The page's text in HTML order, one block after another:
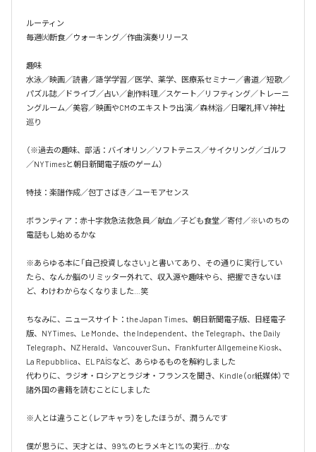
ルーティン
毎週㈫断食／ウォーキング／作曲演奏リリース
趣味
水泳／映画／読書／語学学習／医学、薬学、医療系セミナー／書道／短歌／
パズル誌／ドライブ／占い／創作料理／スケート／リフティング／トレーニ
ングルーム／美容／映画やCMのエキストラ出演／森林浴／日曜礼拝∨神社
巡り
（※過去の趣味、部活：バイオリン／ソフトテニス／サイクリング／ゴルフ
／NYTimesと朝日新聞電子版のゲーム）
特技：楽譜作成／包丁さばき／ユーモアセンス
ボランティア：赤十字救急法救急員／献血／子ども食堂／寄付／※いのちの
電話もし始めるかな
※あらゆる本に「自己投資しなさい」と書いてあり、その通りに実行してい
たら、なんか脳のリミッター外れて、収入源や趣味やら、把握できないほ
ど、わけわからなくなりました…笑
ちなみに、ニュースサイト：the Japan Times、朝日新聞電子版、日経電子
版、NYTimes、Le Monde、the Independent、the Telegraph、the Daily
Telegraph、NZ Herald、Vancouver Sun、Frankfurter Allgemeine Kiosk、
La Repubblica、EL PAÍSなど、あらゆるものを解約しました
代わりに、ラジオ・ロシアとラジオ・フランスを聞き、Kindle（or紙媒体）で
諸外国の書籍を読むことにしました
※人とは違うこと（レアキャラ）をしたほうが、潤うんです
僕が思うに、天才とは、99%のヒラメキと1%の実行…かな